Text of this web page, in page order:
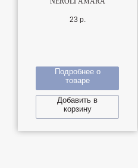
23 р.
Подробнее о
товаре
Добавить в
корзину